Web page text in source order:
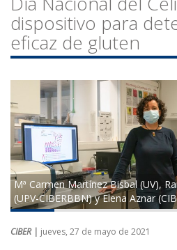
dispositivo para
eficaz de gluten
Mª Carmen Martínez Bisbal (UV),
(UPV-CIBERBBN) y Elena Aznar
CIBER | jueves, 27 de mayo de 2021